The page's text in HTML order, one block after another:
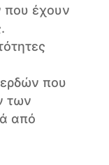
έχουν
που
των
από